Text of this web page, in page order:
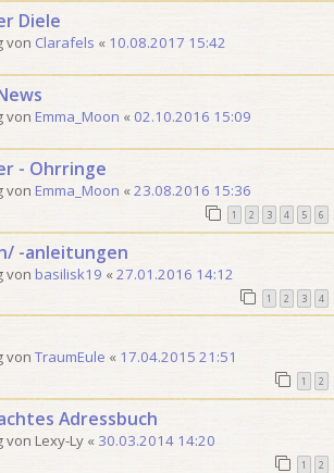
Diele
von Clarafels « 10.08.2017 15:42
von Emma_Moon « 02.10.2016 15:09
- Ohrringe
von Emma_Moon «23.08.2016 15:36
1 2 3 4 5 6
-anleitungen
von basilisk19 «27.01.2016 14:12
1 2 3 4
von TraumEule « 17.04.2015 21:51
1 2
Adressbuch
von Lexy-Ly « 30.03.2014 14:20
1 2